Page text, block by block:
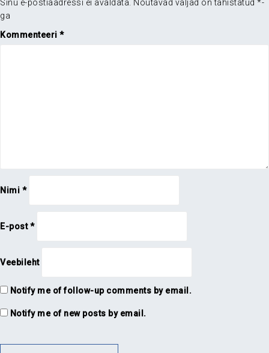
Sinu e-postiaadressi ei avaldata. Nõutavad väljad on tähistatud *-
ga
Kommenteeri *
Nimi *
E-post*
Veebileht
Notify me of follow-up comments by email.
Notify me of new posts by email.